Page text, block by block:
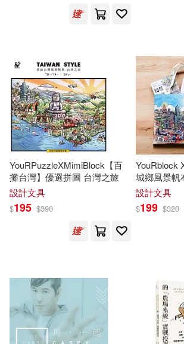
沈天羽(1)
沈祥開，白躍宏，鄭漢駒（主編）
(1)
洪國智(1) 洪真熙(1)
游清鑫(1) 湯錦台(1)
澀谷昌三(1) 王延榮等(1)
王永勝，鄭世忠等(1)
王淑芬等(1) 珍妮．李(1)
南京大學出版社(1)
南海出版公司(1)
南開大學出版社(1)
台南縣文化局(1) 台灣廣廈(1)
商周出版(1)
四川文藝出版社(1)
國防工業出版社(1)
地質出版社(1) 大東海(1)
YouRPuzzleXMimiBlock【百
攤台灣】優選拼圖 台灣之旅
設計文具
$195 $390
YouRblock
城鄉風景帆
設計文具
$199 $320